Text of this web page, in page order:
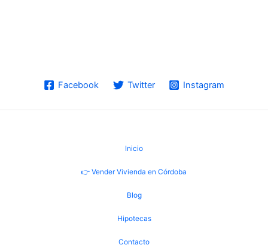
Facebook Twitter Instagram
Inicio
👉 Vender Vivienda en Córdoba
Blog
Hipotecas
Contacto